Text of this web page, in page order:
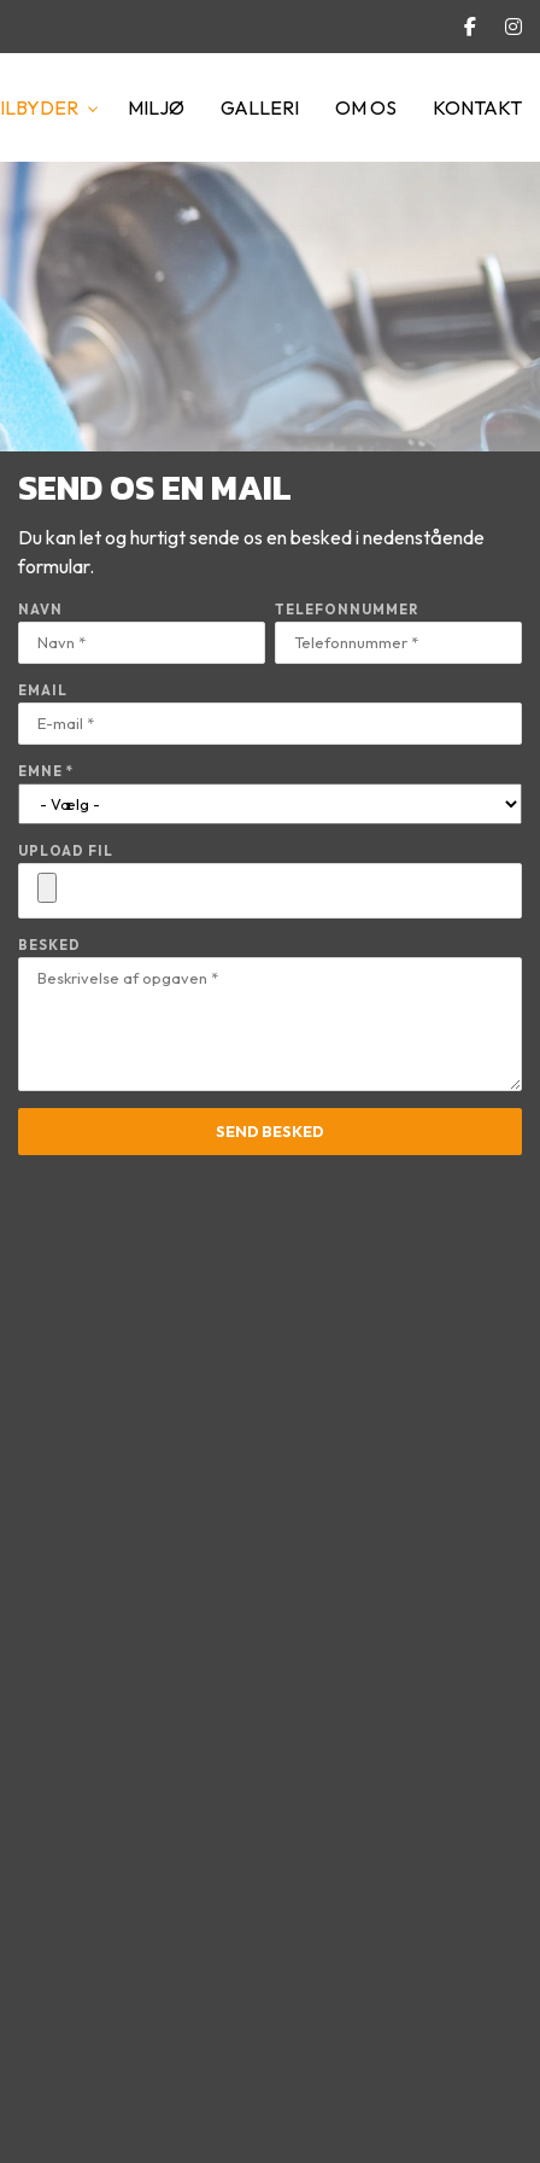
MILJØ GALLERI OM OS KONTAKT
SEND OS EN MAIL
Du kan let og hurtigt sende os en besked i nedenstående
formular.
NAVN TELEFONNUMMER
EMAIL
EMNE *
UPLOAD FIL
BESKED